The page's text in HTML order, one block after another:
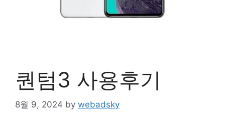
퀀텀3 사용후기
8월 9, 2024 by webadsky